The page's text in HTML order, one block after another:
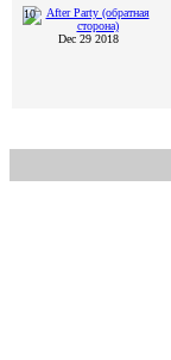
10
Dec 29 2018